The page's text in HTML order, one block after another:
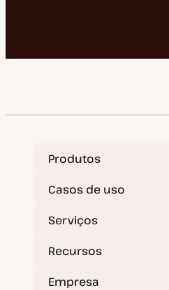
Produtos
Casos de uso
Serviços
Recursos
Empresa